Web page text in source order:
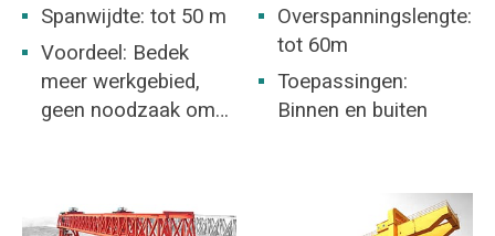
Spanwijdte: tot 50 m
Voordeel: Bedek
meer werkgebied,
geen noodzaak om
Overspanningslengte:
tot 60m
Toepassingen:
Binnen en buiten